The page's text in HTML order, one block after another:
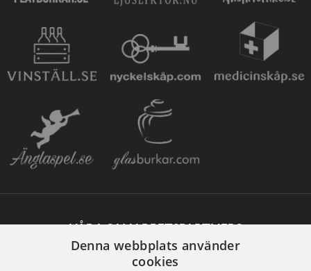
VÅRA SAMARBETSPARTNERS
Denna webbplats använder
cookies